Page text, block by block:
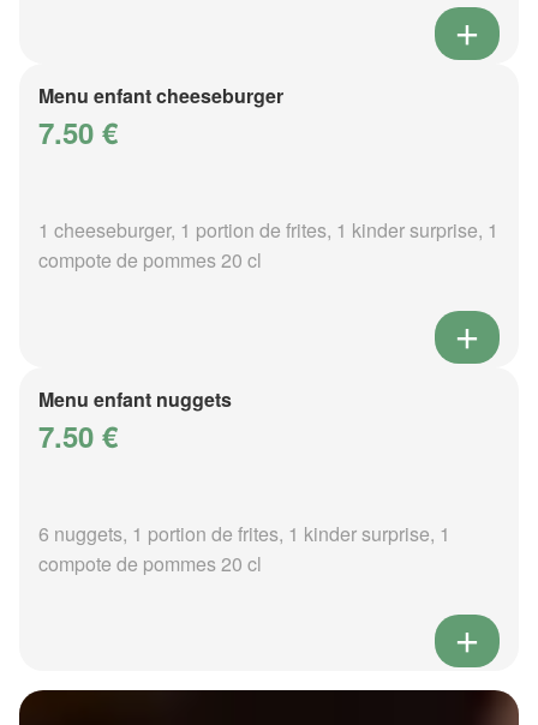
Menu enfant cheeseburger
7.50 €
1 cheeseburger, 1 portion de frites, 1 kinder surprise, 1
compote de pommes 20 cl
Menu enfant nuggets
7.50 €
6 nuggets, 1 portion de frites, 1 kinder surprise, 1
compote de pommes 20 cl